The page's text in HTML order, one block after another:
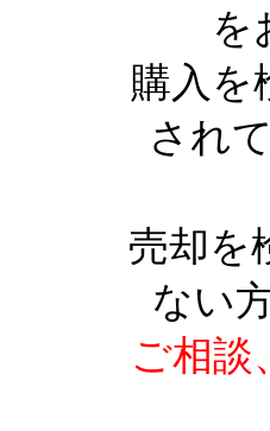
を
購入を
され
売却を
ない
ご相談